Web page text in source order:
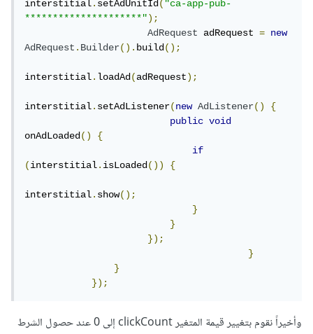
interstitial.setAdUnitId("ca-app-pub-
*********************");
AdRequest
adRequest =
new
AdRequest.Builder().build();
interstitial.loadAd(adRequest);
interstitial.setAdListener(new AdListener()
{
public
void
onAdLoaded()
{
if
(interstitial.isLoaded()) {
interstitial.show();
}
}
});
}
}
});
وأخيراً نقوم بتغيير قيمة المتغير clickCount إلى 0 عند حصول الشرط